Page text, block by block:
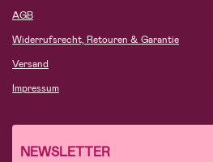
AGB
Widerrufsrecht, Retouren & Garantie
Versand
Impressum
NEWSLETTER